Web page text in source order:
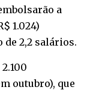
a
1.024)
2,2 salários.
outubro), que